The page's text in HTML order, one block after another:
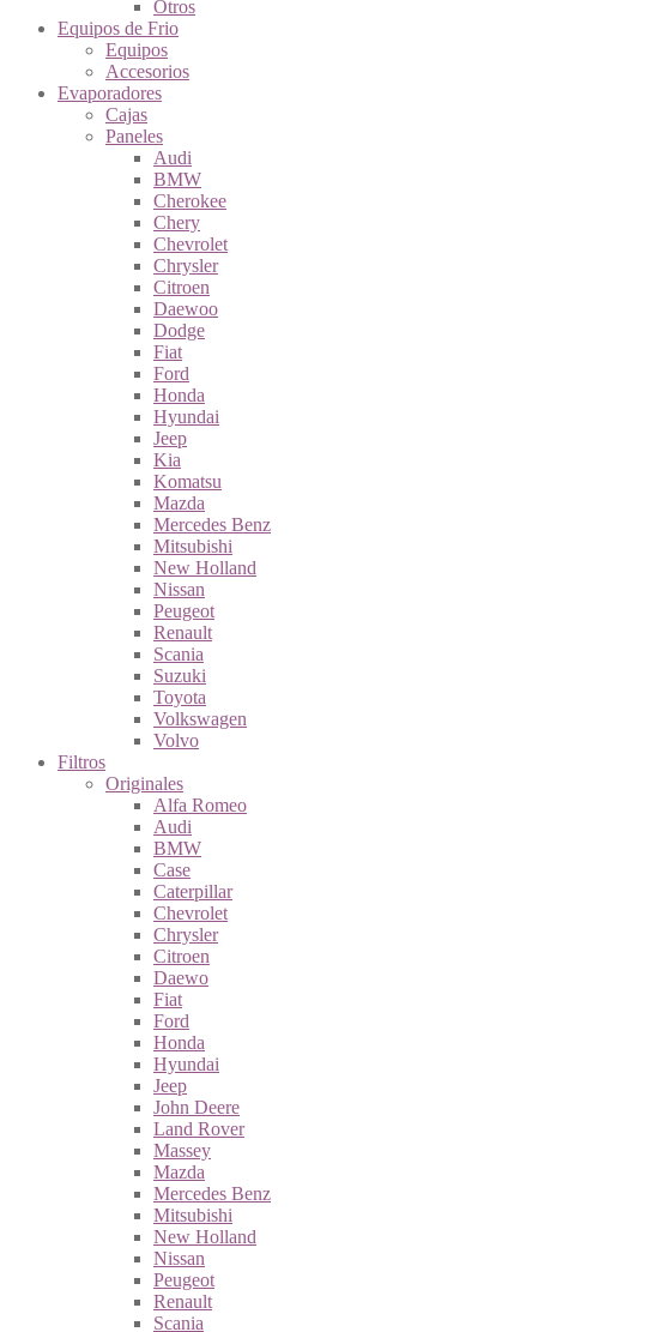
Otros
Equipos de Frio
Equipos
Accesorios
Evaporadores
Cajas
Paneles
Audi
BMW
Cherokee
Chery
Chevrolet
Chrysler
Citroen
Daewoo
Dodge
Fiat
Ford
Honda
Hyundai
Jeep
Kia
Komatsu
Mazda
Mercedes Benz
Mitsubishi
New Holland
Nissan
Peugeot
Renault
Scania
Suzuki
Toyota
Volkswagen
Volvo
Filtros
Originales
Alfa Romeo
Audi
BMW
Case
Caterpillar
Chevrolet
Chrysler
Citroen
Daewo
Fiat
Ford
Honda
Hyundai
Jeep
John Deere
Land Rover
Massey
Mazda
Mercedes Benz
Mitsubishi
New Holland
Nissan
Peugeot
Renault
Scania